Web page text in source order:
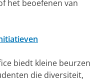
het beoefenen van
biedt kleine beurzen
die diversiteit,